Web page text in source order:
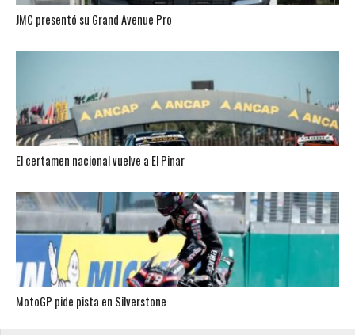
JMC presentó su Grand Avenue Pro
El certamen nacional vuelve a El Pinar
MotoGP pide pista en Silverstone